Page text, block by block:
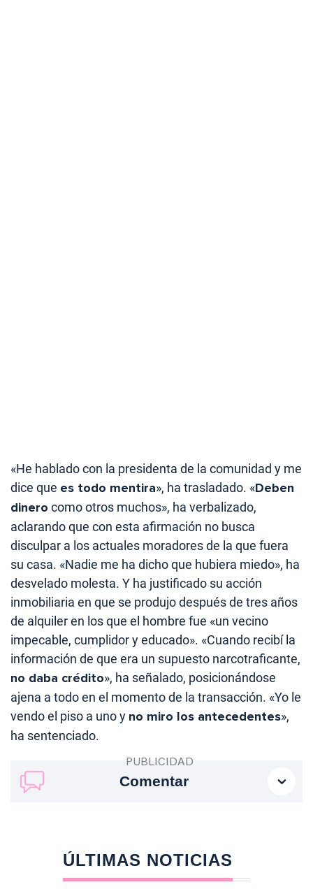
«He hablado con la presidenta de la comunidad y me
dice que es todo mentira», ha trasladado. «Deben
dinero como otros muchos», ha verbalizado,
aclarando que con esta afirmación no busca
disculpar a los actuales moradores de la que fuera
su casa. «Nadie me ha dicho que hubiera miedo», ha
desvelado molesta. Y ha justificado su acción
inmobiliaria en que se produjo después de tres años
de alquiler en los que el hombre fue «un vecino
impecable, cumplidor y educado». «Cuando recibí la
información de que era un supuesto narcotraficante,
no daba crédito», ha señalado, posicionándose
ajena a todo en el momento de la transacción. «Yo le
vendo el piso a uno y no miro los antecedentes»,
ha sentenciado.
Comentar
ÚLTIMAS NOTICIAS